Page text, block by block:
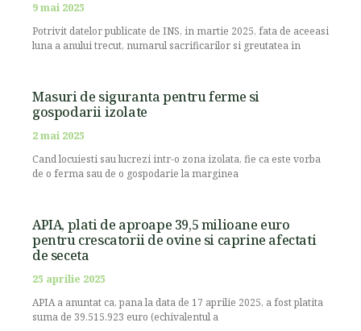
9 mai 2025
Potrivit datelor publicate de INS, in martie 2025, fata de aceeasi
luna a anului trecut, numarul sacrificarilor si greutatea in
Masuri de siguranta pentru ferme si
gospodarii izolate
2 mai 2025
Cand locuiesti sau lucrezi intr-o zona izolata, fie ca este vorba
de o ferma sau de o gospodarie la marginea
APIA, plati de aproape 39,5 milioane euro
pentru crescatorii de ovine si caprine afectati
de seceta
25 aprilie 2025
APIA a anuntat ca, pana la data de 17 aprilie 2025, a fost platita
suma de 39.515.923 euro (echivalentul a